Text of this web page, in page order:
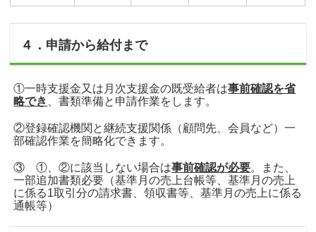
４．申請から給付まで
①一時支援金又は月次支援金の既受給者は事前確認を省
略でき
、書類準備と申請作業をします。
②登録確認機関と継続支援関係（顧問先、会員など）一
部確認作業を簡略化できます。
③ ①、②に該当しない場合は事前確認が必要。また、
一部追加書類必要（基準月の売上台帳等、基準月の売上
に係る1取引分の請求書、領収書等、基準月の売上に係る
通帳等）